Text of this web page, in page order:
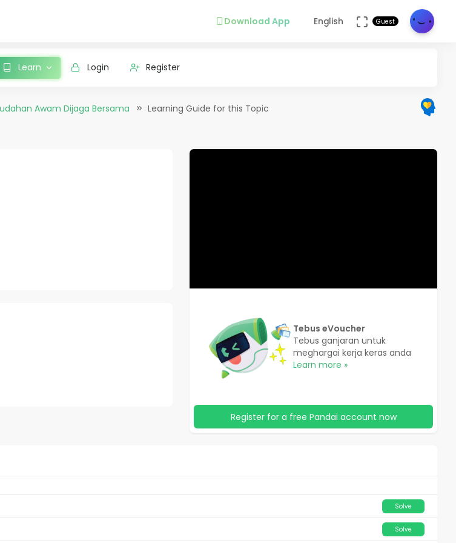
Download App English Guest
Learn Login Register
Awam Dijaga Bersama Learning Guide for this Topic
Tebus eVoucher
Tebus ganjaran untuk
meghargai kerja keras anda
Learn more »
Register for a free Pandai account now
Solve
Solve